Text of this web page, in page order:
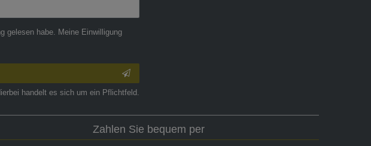
gelesen habe. Meine Einwilligung
handelt es sich um ein Pflichtfeld.
Zahlen Sie bequem per